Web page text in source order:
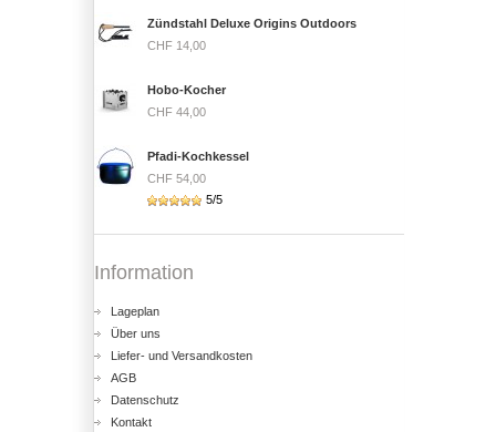
Zündstahl Deluxe Origins Outdoors
CHF 14,00
Hobo-Kocher
CHF 44,00
Pfadi-Kochkessel
CHF 54,00
5/5
Information
Lageplan
Über uns
Liefer- und Versandkosten
AGB
Datenschutz
Kontakt